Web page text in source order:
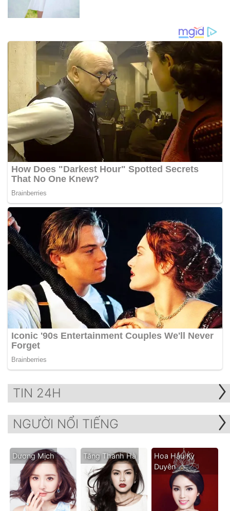
TIN 24H
NGƯỜI NỔI TIẾNG
Dương Mịch Tăng Thanh Hà
Hoa Hậu Kỳ
Duyên